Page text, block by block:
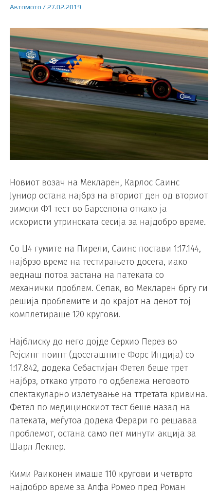
Автомото /27.02.2019
Новиот возач на Мекларен, Карлос Саинс
Јуниор остана најбрз на вториот ден од вториот
зимски Ф1 тест во Барселона откако ја
искористи утринската сесија за најдобро време.
Со Ц4 гумите на Пирели, Саинс постави 1:17.144,
најбрзо време на тестирањето досега, иако
веднаш потоа застана на патеката со
механички проблем. Сепак, во Мекларен бргу ги
решија проблемите и до крајот на денот тој
комплетираше 120 кругови.
Најблиску до него дојде Серхио Перез во
Рејсинг поинт (досегашните Форс Индија) со
1:17.842, додека Себастијан Фетел беше трет
најбрз, откако утрото го одбележа неговото
спектакуларно излетување на ттретата кривина.
Фетел по медицинскиот тест беше назад на
патеката, меѓутоа додека Ферари го решаваа
проблемот, остана само пет минути акција за
Шарл Леклер.
Кими Раиконен имаше 110 кругови и четврто
најдобро време за Алфа Ромео пред Роман